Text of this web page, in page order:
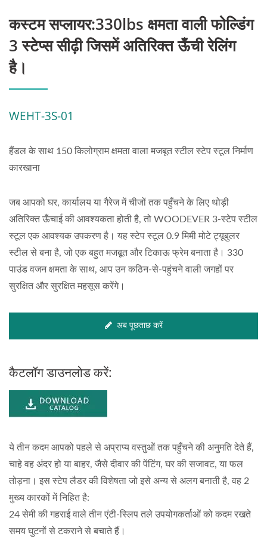
कस्टम सप्लायर:330lbs क्षमता वाली फोल्डिंग
3 स्टेप्स सीढ़ी जिसमें अतिरिक्त ऊँची रेलिंग
है।
WEHT-3S-01
हैंडल के साथ 150 किलोग्राम क्षमता वाला मजबूत स्टील स्टेप स्टूल निर्माण
कारखाना
जब आपको घर, कार्यालय या गैरेज में चीजों तक पहुँचने के लिए थोड़ी
अतिरिक्त ऊँचाई की आवश्यकता होती है, तो WOODEVER 3-स्टेप स्टील
स्टूल एक आवश्यक उपकरण है। यह स्टेप स्टूल 0.9 मिमी मोटे ट्यूबुलर
स्टील से बना है, जो एक बहुत मजबूत और टिकाऊ फ्रेम बनाता है। 330
पाउंड वजन क्षमता के साथ, आप उन कठिन-से-पहुंचने वाली जगहों पर
सुरक्षित और सुरक्षित महसूस करेंगे।
अब पूछताछ करें
कैटलॉग डाउनलोड करें:
ये तीन कदम आपको पहले से अप्राप्य वस्तुओं तक पहुँचने की अनुमति देते हैं,
चाहे वह अंदर हो या बाहर, जैसे दीवार की पेंटिंग, घर की सजावट, या फल
तोड़ना। इस स्टेप लैडर की विशेषता जो इसे अन्य से अलग बनाती है, वह 2
मुख्य कारकों में निहित है:
24 सेमी की गहराई वाले तीन एंटी-स्लिप तले उपयोगकर्ताओं को कदम रखते
समय घुटनों से टकराने से बचाते हैं।